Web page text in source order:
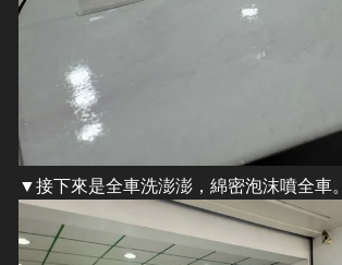
​▼接下來是全車洗澎澎，綿密泡沫噴全車。